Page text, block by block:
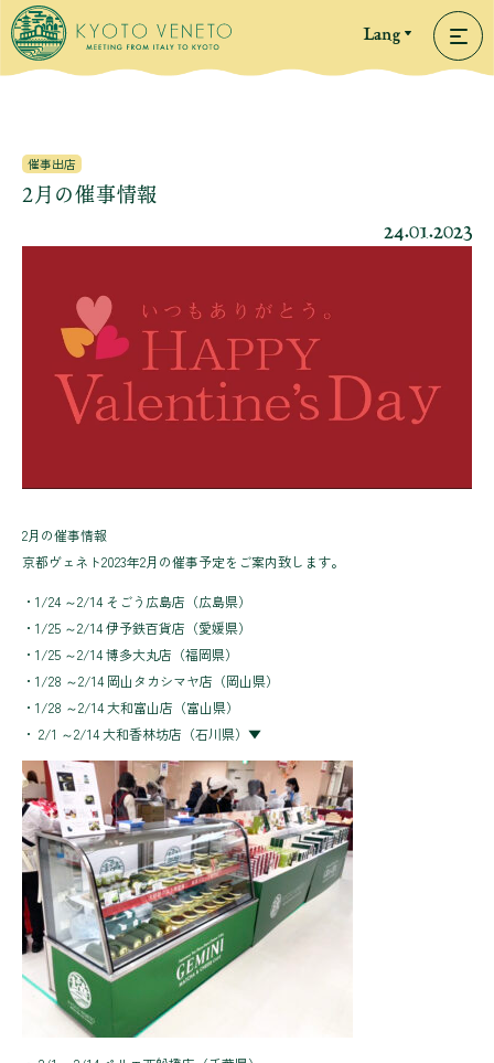
Lang
催事出店
2月の催事情報
24.01.2023
2月の催事情報
京都ヴェネト2023年2月の催事予定をご案内致します。
・1/24 ～2/14 そごう広島店（広島県）
・1/25 ～2/14 伊予鉄百貨店（愛媛県）
・1/25 ～2/14 博多大丸店（福岡県）
・1/28 ～2/14 岡山タカシマヤ店（岡山県）
・1/28 ～2/14 大和富山店（富山県）
・ 2/1 ～2/14 大和香林坊店（石川県）▼